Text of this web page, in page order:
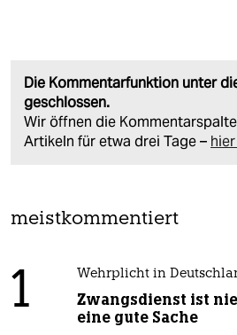
Die Kommentarfunktion unter
geschlossen.
Wir öffnen die
Artikeln für etwa drei Tage –
meistkommentiert
1 Wehrplicht in
Zwangsdienst ist
eine gute Sache